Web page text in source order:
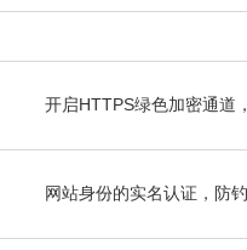
开启HTTPS绿色加密通道
网站身份的实名认证，防